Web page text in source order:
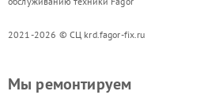
2021-2026 © СЦ krd.fagor-fix.ru
Мы ремонтируем